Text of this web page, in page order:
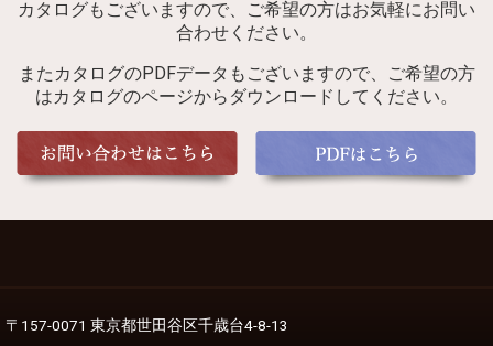
カタログもございますので、ご希望の方はお気軽にお問い
合わせください。
またカタログのPDFデータもございますので、ご希望の方
はカタログのページからダウンロードしてください。
〒157-0071 東京都世田谷区千歳台4-8-13